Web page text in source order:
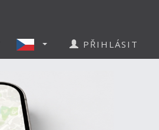
PŘIHLÁSIT